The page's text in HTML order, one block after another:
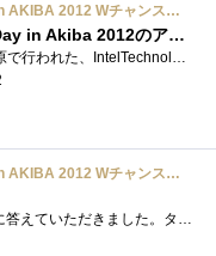
Intel Technology Day in AKIBA 2012 Wチャンスアンケート参加賞 タオル
Intel Technology Day in Akiba 2012のアンケート記入参加賞で入手しました！
Intel Technology Day in AKIBA 2012 Wチャンスアンケート参加賞 タオル
イベントのアンケートに答えていただきました。タオルは使い道があっていいですね（ｗ